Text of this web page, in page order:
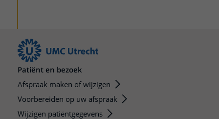
Patiënt en bezoek
Afspraak maken of wijzigen
Voorbereiden op uw afspraak
Wijzigen patiëntgegevens